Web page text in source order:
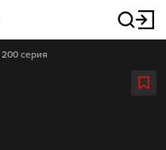
200 серия